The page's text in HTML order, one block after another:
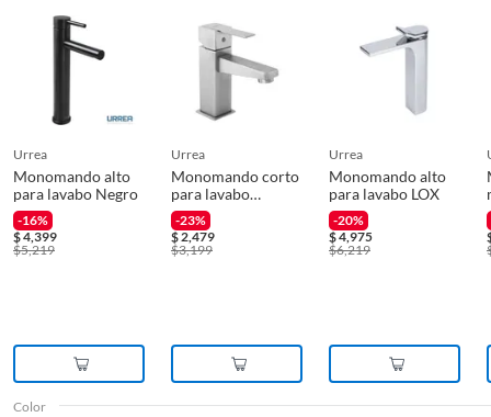
urrea
Monomando alto
para lavabo Negro
-16%
$4,399
$5,219
urrea
Monomando corto
para lavabo
INOX®
-23%
$2,479
$3,199
urrea
Monomando alto
para lavabo LOX
-20%
$4,975
$6,219
Color